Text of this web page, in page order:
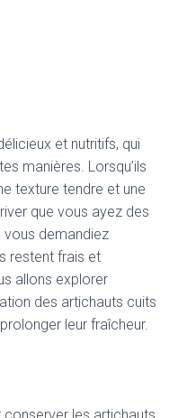
et nutritifs, qui
manières. Lorsqu’ils
texture tendre et une
que vous ayez des
vous demandiez
restent frais et
allons explorer
des artichauts cuits
leur fraîcheur.